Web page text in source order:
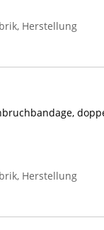
Herstellung
Herstellung